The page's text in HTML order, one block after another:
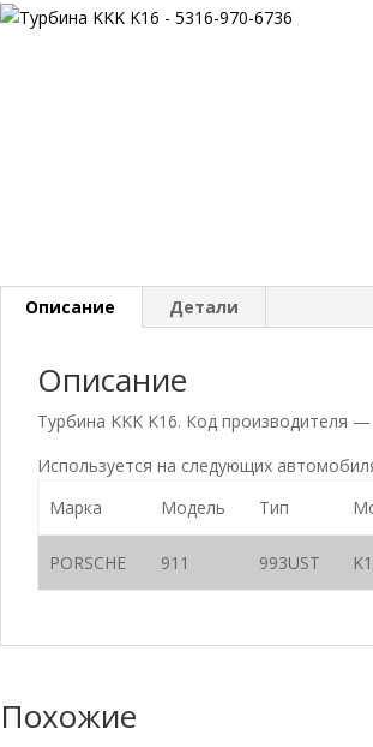
Описание Детали
Описание
Турбина KKK K16. Код производителя
Используется на следующих
Марка
Модель Тип
PORSCHE 911 993UST
Похожие